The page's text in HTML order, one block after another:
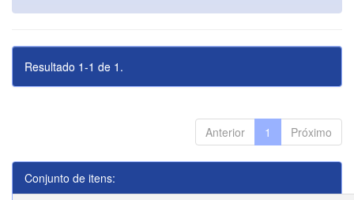
Resultado 1-1 de 1.
Anterior 1 Próximo
Conjunto de itens: